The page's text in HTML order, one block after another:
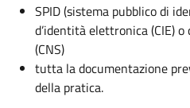
SPID (sistema pubblico di
d’identità elettronica (CIE)
(CNS)
tutta la documentazione
della pratica.